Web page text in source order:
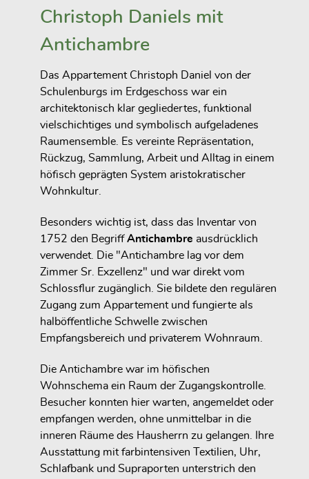
Christoph Daniels mit
Antichambre
Das Appartement Christoph Daniel von der
Schulenburgs im Erdgeschoss war ein
architektonisch klar gegliedertes, funktional
vielschichtiges und symbolisch aufgeladenes
Raumensemble. Es vereinte Repräsentation,
Rückzug, Sammlung, Arbeit und Alltag in einem
höfisch geprägten System aristokratischer
Wohnkultur.
Besonders wichtig ist, dass das Inventar von
1752 den BegriffAntichambre ausdrücklich
verwendet. Die "Antichambre lag vor dem
Zimmer Sr. Exzellenz" und war direkt vom
Schlossflur zugänglich. Sie bildete den regulären
Zugang zum Appartement und fungierte als
halböffentliche Schwelle zwischen
Empfangsbereich und privaterem Wohnraum.
Die Antichambre war im höfischen
Wohnschema ein Raum der Zugangskontrolle.
Besucher konnten hier warten, angemeldet oder
empfangen werden, ohne unmittelbar in die
inneren Räume des Hausherrn zu gelangen. Ihre
Ausstattung mit farbintensiven Textilien, Uhr,
Schlafbank und Supraporten unterstrich den